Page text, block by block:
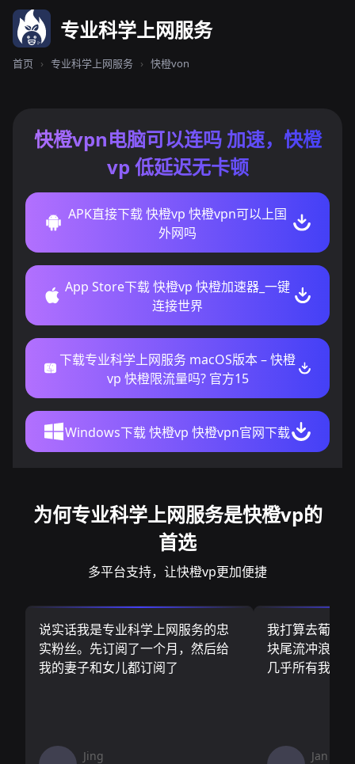
专业科学上网服务
首页 › 专业科学上网服务 › 快橙von
快橙vpn电脑可以连吗 加速，快橙
vp 低延迟无卡顿
APK直接下载 快橙vp 快橙vpn可以上国
外网吗
App Store下载 快橙vp 快橙加速器_一键
连接世界
下载专业科学上网服务 macOS版本 – 快橙
vp 快橙限流量吗? 官方15
Windows下载 快橙vp 快橙vpn官网下载
为何专业科学上网服务是快橙vp的
首选
多平台支持，让快橙vp更加便捷
说实话我是专业科学上网服务的忠
实粉丝。先订阅了一个月，然后给
我的妻子和女儿都订阅了
Jing
我打算去葡萄
块尾流冲浪板
几乎所有我需
Jan V